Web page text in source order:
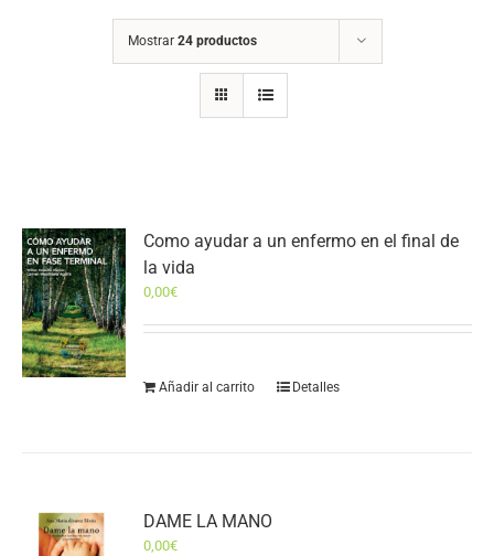
Mostrar 24 productos
Como ayudar a un enfermo en el final de
la vida
0,00€
Añadir al carrito Detalles
DAME LA MANO
0,00€